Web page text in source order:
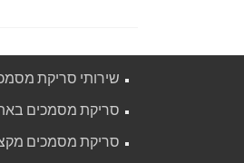
שירותי סריקת
סריקת מסמכים
סריקת מסמכים